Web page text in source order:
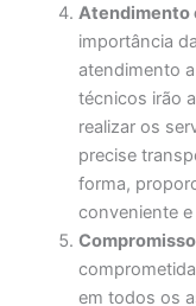
Atendimento
importância
atendimento
técnicos irão
realizar os
precise
forma,
conveniente
em todos os